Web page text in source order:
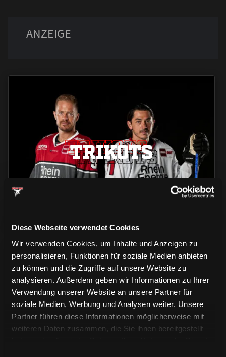
Diese Webseite verwendet Cookies
Wir verwenden Cookies, um Inhalte und Anzeigen zu
personalisieren, Funktionen für soziale Medien anbieten
zu können und die Zugriffe auf unsere Website zu
analysieren. Außerdem geben wir Informationen zu Ihrer
Verwendung unserer Website an unsere Partner für
soziale Medien, Werbung und Analysen weiter. Unsere
Partner führen diese Informationen möglicherweise mit
weiteren Daten zusammen, die Sie ihnen bereitgestellt
TRIKOTS
TRIKOTS
TRIKOTS
CAPS & CO
CAPS & CO
CAPS & CO